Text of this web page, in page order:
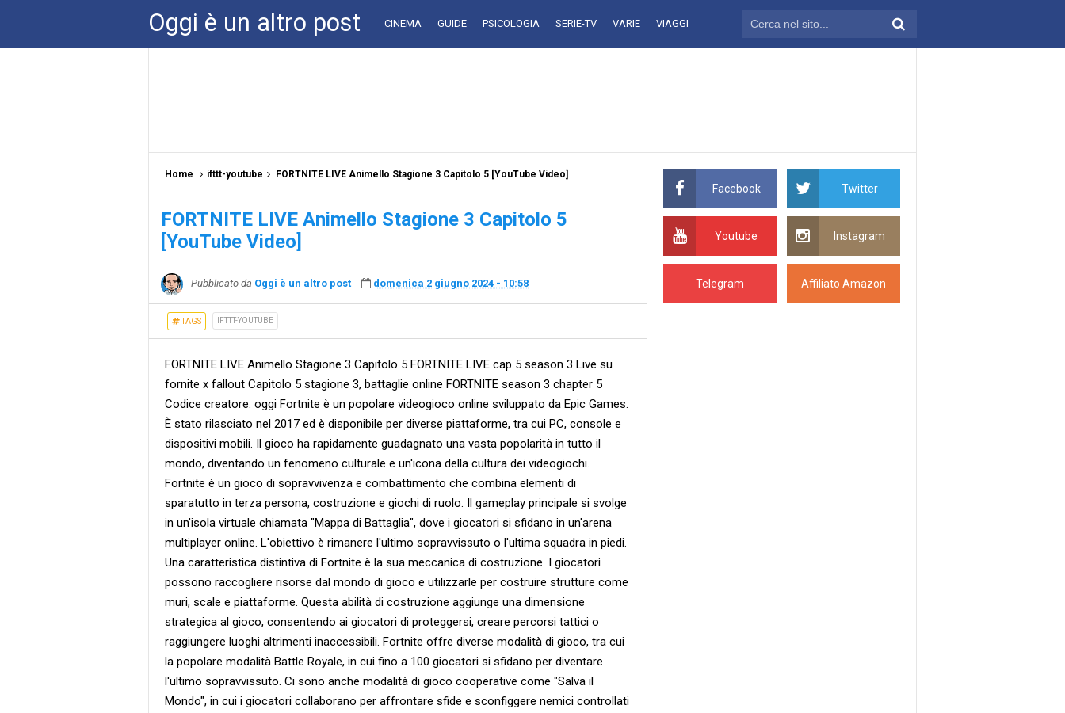
Oggi è un altro post CINEMA GUIDE PSICOLOGIA SERIE-TV VARIE VIAGGI
Home ifttt-youtube FORTNITE LIVE Animello Stagione 3 Capitolo 5 [YouTube Video]
FORTNITE LIVE Animello Stagione 3 Capitolo 5
[YouTube Video]
Pubblicato da Oggi è un altro post domenica 2 giugno 2024 - 10:58
TAGS IFTTT-YOUTUBE
FORTNITE LIVE Animello Stagione 3 Capitolo 5 FORTNITE LIVE cap 5 season 3 Live su
fornite x fallout Capitolo 5 stagione 3, battaglie online FORTNITE season 3 chapter 5
Codice creatore: oggi Fortnite è un popolare videogioco online sviluppato da Epic Games.
È stato rilasciato nel 2017 ed è disponibile per diverse piattaforme, tra cui PC, console e
dispositivi mobili. Il gioco ha rapidamente guadagnato una vasta popolarità in tutto il
mondo, diventando un fenomeno culturale e un'icona della cultura dei videogiochi.
Fortnite è un gioco di sopravvivenza e combattimento che combina elementi di
sparatutto in terza persona, costruzione e giochi di ruolo. Il gameplay principale si svolge
in un'isola virtuale chiamata "Mappa di Battaglia", dove i giocatori si sfidano in un'arena
multiplayer online. L'obiettivo è rimanere l'ultimo sopravvissuto o l'ultima squadra in piedi.
Una caratteristica distintiva di Fortnite è la sua meccanica di costruzione. I giocatori
possono raccogliere risorse dal mondo di gioco e utilizzarle per costruire strutture come
muri, scale e piattaforme. Questa abilità di costruzione aggiunge una dimensione
strategica al gioco, consentendo ai giocatori di proteggersi, creare percorsi tattici o
raggiungere luoghi altrimenti inaccessibili. Fortnite offre diverse modalità di gioco, tra cui
la popolare modalità Battle Royale, in cui fino a 100 giocatori si sfidano per diventare
l'ultimo sopravvissuto. Ci sono anche modalità di gioco cooperative come "Salva il
Mondo", in cui i giocatori collaborano per affrontare sfide e sconfiggere nemici controllati
Facebook Twitter
Youtube Instagram
Telegram Affiliato Amazon